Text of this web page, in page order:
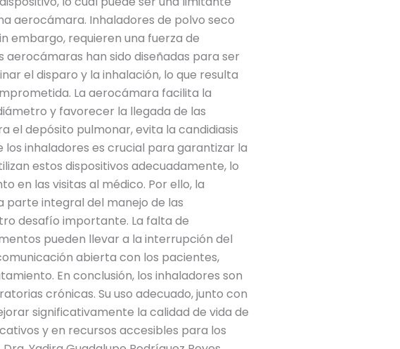
aerocámara. Inhaladores de polvo seco
embargo, requieren una fuerza de
han sido diseñadas para ser
el disparo y la inhalación, lo que resulta
La aerocámara facilita la
y favorecer la llegada de las
el depósito pulmonar, evita la candidiasis
inhaladores es crucial para garantizar la
estos dispositivos adecuadamente, lo
en las visitas al médico. Por ello, la
parte integral del manejo de las
desafío importante. La falta de
pueden llevar a la interrupción del
abierta con los pacientes,
En conclusión, los inhaladores son
crónicas. Su uso adecuado, junto con
significativamente la calidad de vida de
y en recursos accesibles para los